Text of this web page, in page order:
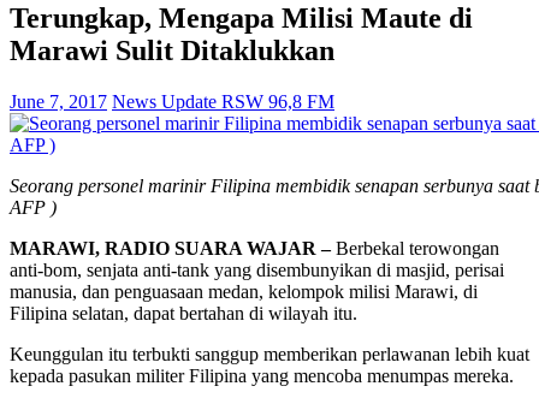
Terungkap, Mengapa Milisi Maute di
Marawi Sulit Ditaklukkan
June 7, 2017 News Update RSW 96,8 FM
Seorang personel marinir Filipina membidik senapan serbunya
AFP )
MARAWI, RADIO SUARA WAJAR –Berbekal terowongan
anti-bom, senjata anti-tank yang disembunyikan di masjid, perisai
manusia, dan penguasaan medan, kelompok milisi Marawi, di
Filipina selatan, dapat bertahan di wilayah itu.
Keunggulan itu terbukti sanggup memberikan perlawanan lebih kuat
kepada pasukan militer Filipina yang mencoba menumpas mereka.